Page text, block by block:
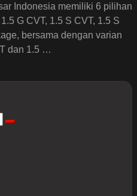
Indonesia memiliki 6 pilihan
G CVT, 1.5 S CVT, 1.5 S
bersama dengan varian
dan 1.5 …
Search